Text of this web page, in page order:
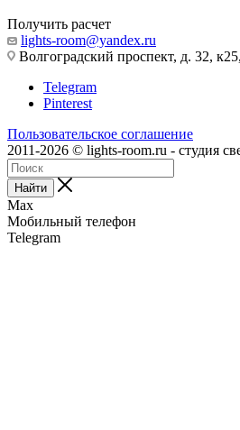
Получить расчет
lights-room@yandex.ru
Волгоградский проспект, д. 32,
Telegram
Pinterest
Пользовательское соглашение
2011-2026 © lights-room.ru - студия
Найти
Max
Мобильный телефон
Telegram